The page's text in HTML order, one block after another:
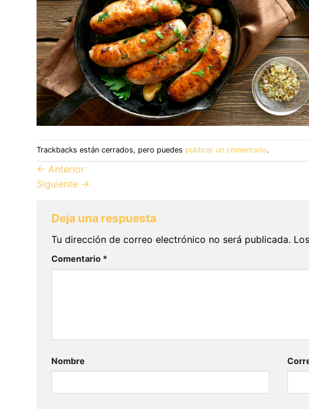
Trackbacks están cerrados, pero puedes publicar un comentario.
← Anterior
Siguiente →
Deja una respuesta
Tu dirección de correo electrónico no será publicada.
Comentario *
Nombre